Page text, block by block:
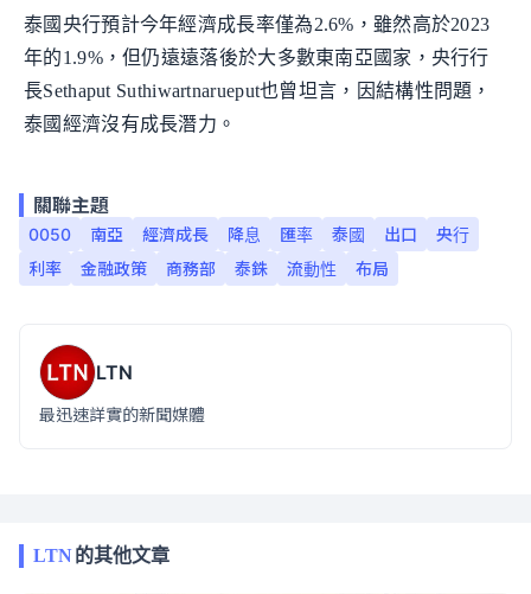
泰國央行預計今年經濟成長率僅為2.6%，雖然高於2023
年的1.9%，但仍遠遠落後於大多數東南亞國家，央行行
長Sethaput Suthiwartnarueput也曾坦言，因結構性問題，
泰國經濟沒有成長潛力。
關聯主題
0050 南亞 經濟成長 降息 匯率 泰國 出口
央行
利率
金融政策 商務部 泰銖 流動性 布局
LTN
最迅速詳實的新聞媒體
LTN的其他文章